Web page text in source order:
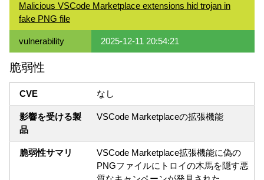
Malicious VSCode Marketplace extensions hid trojan in
fake PNG file
vulnerability 2025-12-11 20:54:21
脆弱性
CVE なし
影響を受ける製
品
VSCode Marketplaceの拡張機能
脆弱性サマリ
VSCode Marketplace拡張機能に偽の
PNGファイルにトロイの木馬を隠す悪